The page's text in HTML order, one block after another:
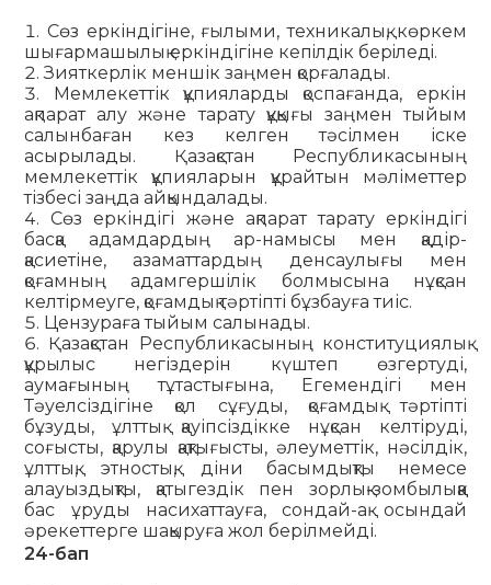
Сөз еркіндігіне, ғылыми, техникалық, көркем
шығармашылық еркіндігіне кепiлдiк берiледi.
Зияткерлік меншік заңмен қорғалады.
Мемлекеттік құпияларды қоспағанда, еркін
ақпарат алу және тарату құқығы заңмен тыйым
салынбаған кез келген тәсілмен іске
асырылады. Қазақстан Республикасының
мемлекеттік құпияларын құрайтын мәліметтер
тізбесі заңда айқындалады.
Сөз еркіндігі және ақпарат тарату еркіндігі
басқа адамдардың ар-намысы мен қадір-
қасиетіне, азаматтардың денсаулығы мен
қоғамның адамгершілік болмысына нұқсан
келтірмеуге, қоғамдық тәртіпті бұзбауға тиіс.
Цензураға тыйым салынады.
Қазақстан Республикасының конституциялық
құрылыс негіздерін күштеп өзгертуді,
аумағының тұтастығына, Егемендігі мен
Тәуелсіздігіне қол сұғуды, қоғамдық тәртіпті
бұзуды, ұлттық қауіпсіздікке нұқсан келтіруді,
соғысты, қарулы қақтығысты, әлеуметтік, нәсілдік,
ұлттық, этностық, діни басымдықты немесе
алауыздықты, қатыгездік пен зорлық-зомбылыққа
бас ұруды насихаттауға, сондай-ақ осындай
әрекеттерге шақыруға жол берілмейді.
24-бап